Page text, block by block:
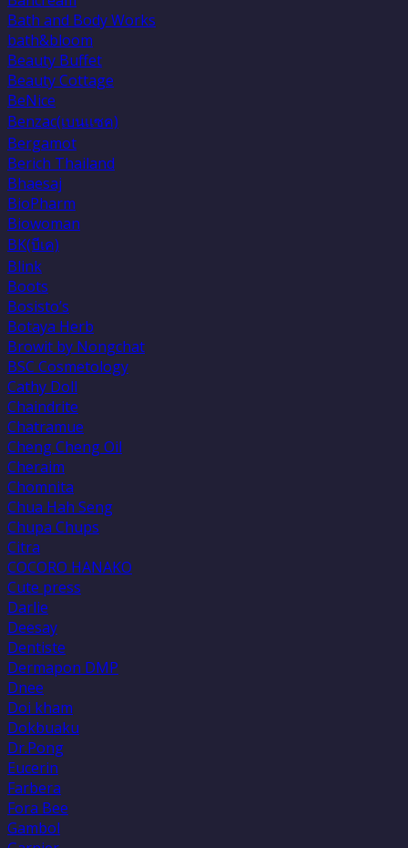
Bath and Body Works
bath&bloom
Beauty Buffet
Beauty Cottage
BeNice
Benzac(เบนเเซค)
Bergamot
Berich Thailand
Bhaesaj
BioPharm
Biowoman
BK(บีเค)
Blink
Boots
Bosisto’s
Botaya Herb
Browit by Nongchat
BSC Cosmetology
Cathy Doll
Chaindrite
Chatramue
Cheng Cheng Oil
Cheraim
Chomnita
Chua Hah Seng
Chupa Chups
Citra
COCORO HANAKO
Cute press
Darlie
Deesay
Dentiste
Dermapon DMP
Dnee
Doi kham
Dokbuaku
Dr.Pong
Eucerin
Farbera
Fora Bee
Gambol